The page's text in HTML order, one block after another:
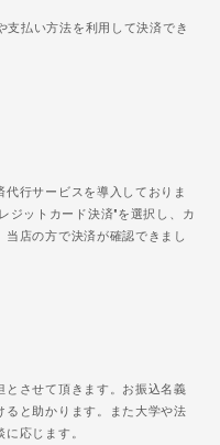
払い方法を利用して決済でき
行サービスを導入しておりま
ジットカード決済"を選択し、カ
店の方で決済が確認できまし
させて頂きます。お振込名義
と助かります。また大学や法
に応じます。